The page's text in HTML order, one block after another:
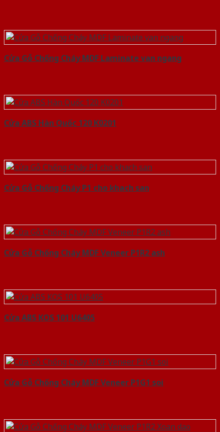
Cửa Gỗ Chống Cháy MDF Laminate van ngang
Cửa ABS Hàn Quốc 120 K0201
Cửa Gỗ Chống Cháy P1 cho khach san
Cửa Gỗ Chống Cháy MDF Veneer P1R2 ash
Cửa ABS KOS 101 U6405
Cửa Gỗ Chống Cháy MDF Veneer P1G1 soi